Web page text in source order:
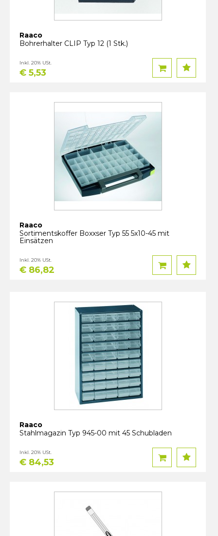
Raaco
Bohrerhalter CLIP Typ 12 (1 Stk.)
€ 5,53
Inkl. 20% USt.
Raaco
Sortimentskoffer Boxxser Typ 55 5x10-45 mit
Einsätzen
€ 86,82
Inkl. 20% USt.
Raaco
Stahlmagazin Typ 945-00 mit 45 Schubladen
€ 84,53
Inkl. 20% USt.